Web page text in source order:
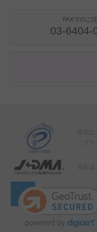
FAXでのご
03-6404-
当店
「プ
当店